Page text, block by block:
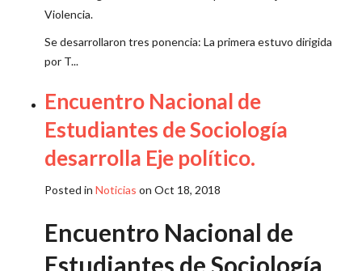
Violencia.
Se desarrollaron tres ponencia: La primera estuvo dirigida
por T...
Encuentro Nacional de
Estudiantes de Sociología
desarrolla Eje político.
Posted in Noticias on Oct 18, 2018
Encuentro Nacional de
Estudiantes de Sociología